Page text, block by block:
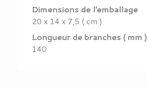
Dimensions de l'emballage
20 x 14 x 7,5 ( cm )
Longueur de branches ( mm )
140